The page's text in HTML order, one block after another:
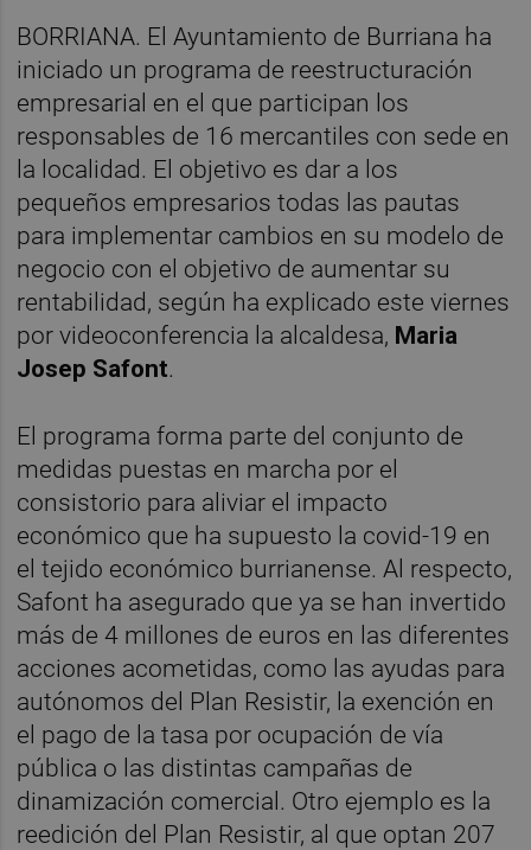
BORRIANA. El Ayuntamiento de Burriana ha
iniciado un programa de reestructuración
empresarial en el que participan los
responsables de 16 mercantiles con sede en
la localidad. El objetivo es dar a los
pequeños empresarios todas las pautas
para implementar cambios en su modelo de
negocio con el objetivo de aumentar su
rentabilidad, según ha explicado este viernes
por videoconferencia la alcaldesa, Maria
Josep Safont.
El programa forma parte del conjunto de
medidas puestas en marcha por el
consistorio para aliviar el impacto
económico que ha supuesto la covid-19 en
el tejido económico burrianense. Al respecto,
Safont ha asegurado que ya se han invertido
más de 4 millones de euros en las diferentes
acciones acometidas, como las ayudas para
autónomos del Plan Resistir, la exención en
el pago de la tasa por ocupación de vía
pública o las distintas campañas de
dinamización comercial. Otro ejemplo es la
reedición del Plan Resistir, al que optan 207